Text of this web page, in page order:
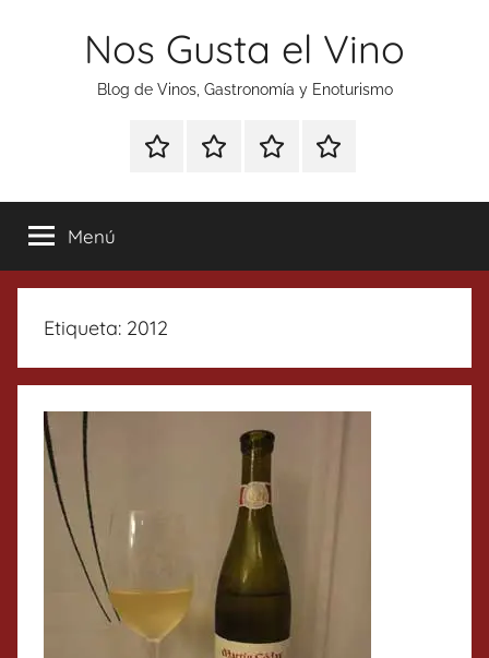
Nos Gusta el Vino
Blog de Vinos, Gastronomía y Enoturismo
Especial
Tonics
Enoturismo
Gastronomía
RankingContacto
Menú
Etiqueta: 2012